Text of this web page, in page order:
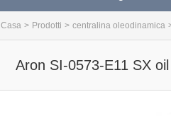
Casa > Prodotti > centralina oleodinamica
Aron SI-0573-E11 SX